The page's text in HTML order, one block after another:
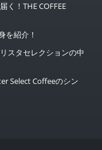
く！THE COFFEE
を紹介！
スタセレクションの中
Select Coffeeのシン